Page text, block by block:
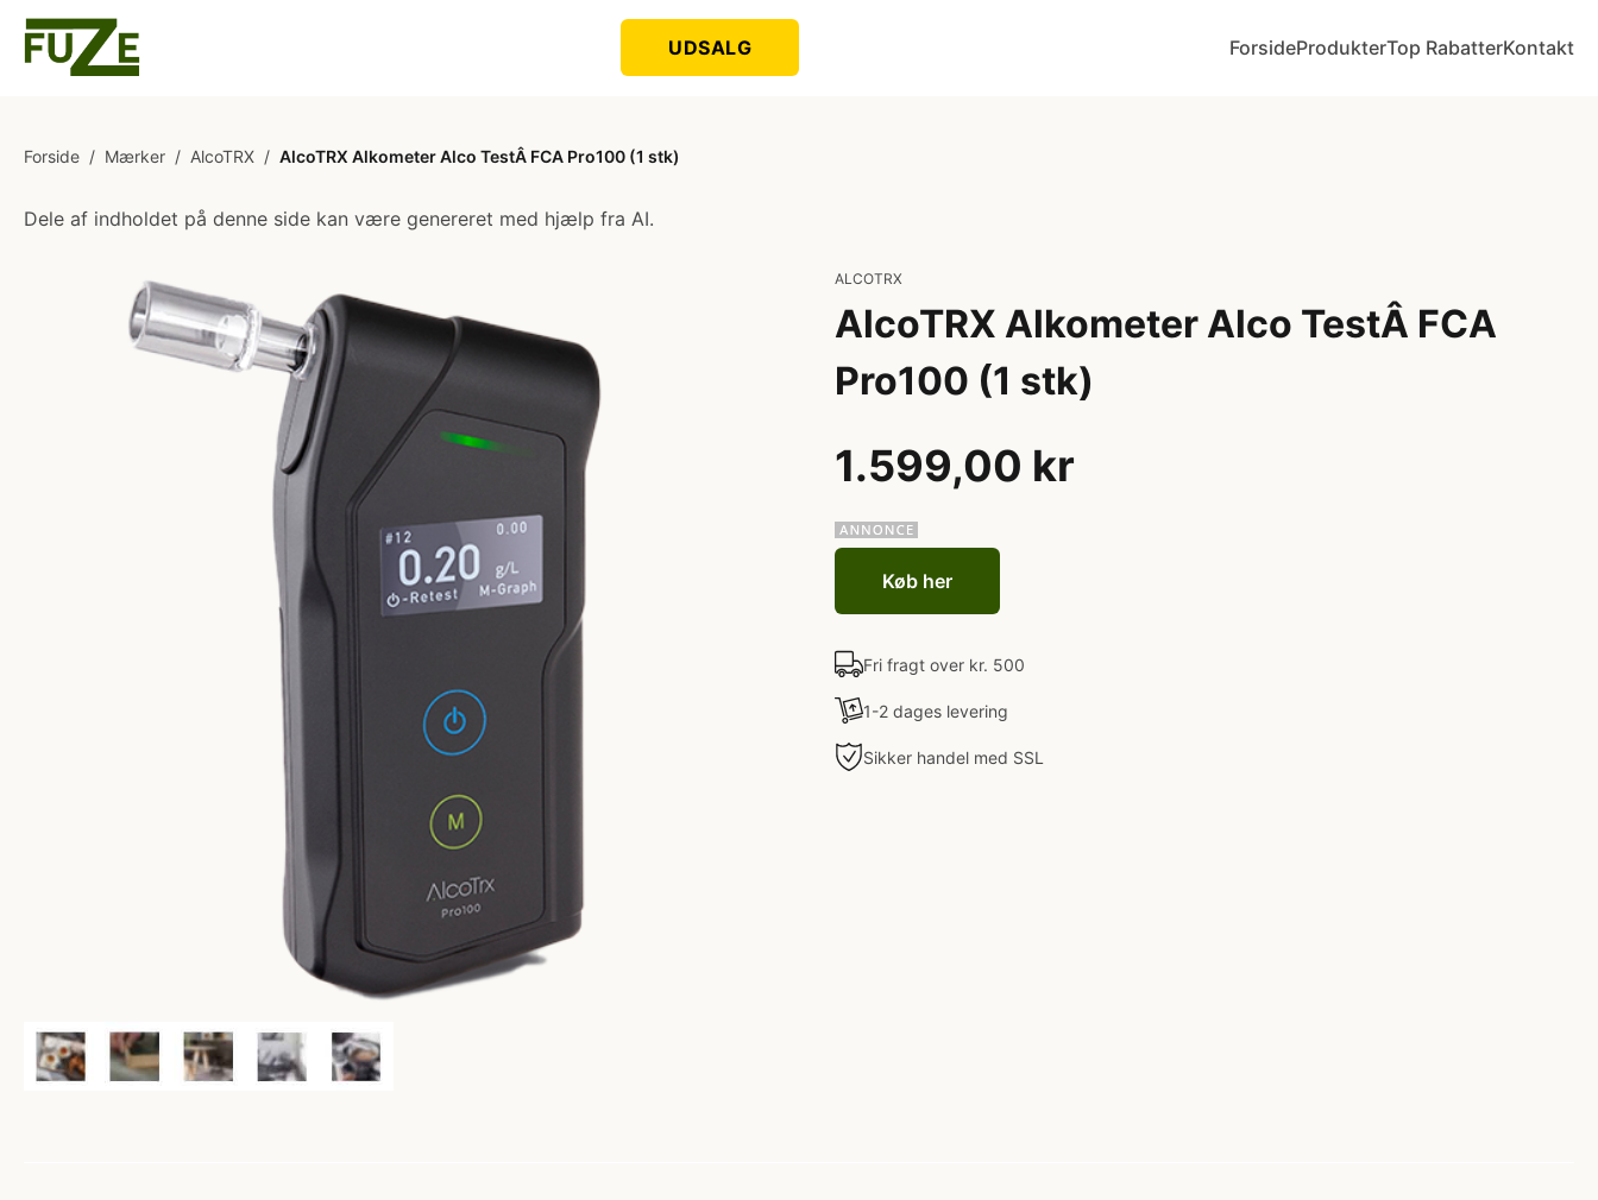
UDSALG ForsideProdukterTop RabatterKontakt
Forside / Mærker / AlcoTRX / AlcoTRX Alkometer Alco TestÂ FCA Pro100 (1 stk)
Dele af indholdet på denne side kan være genereret med hjælp fra AI.
ALCOTRX
AlcoTRX Alkometer Alco TestÂ FCA
Pro100 (1 stk)
1.599,00 kr
Køb her
Fri fragt over kr. 500
1-2 dages levering
Sikker handel med SSL